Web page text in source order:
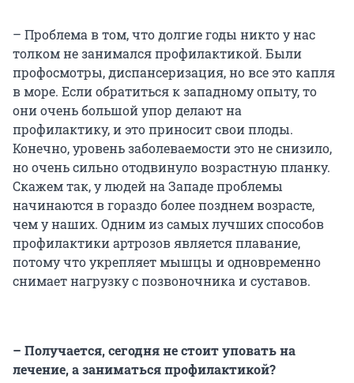
– Проблема в том, что долгие годы никто у нас
толком не занимался профилактикой. Были
профосмотры, диспансеризация, но все это капля
в море. Если обратиться к западному опыту, то
они очень большой упор делают на
профилактику, и это приносит свои плоды.
Конечно, уровень заболеваемости это не снизило,
но очень сильно отодвинуло возрастную планку.
Скажем так, у людей на Западе проблемы
начинаются в гораздо более позднем возрасте,
чем у наших. Одним из самых лучших способов
профилактики артрозов является плавание,
потому что укрепляет мышцы и одновременно
снимает нагрузку с позвоночника и суставов.
– Получается, сегодня не стоит уповать на
лечение, а заниматься профилактикой?